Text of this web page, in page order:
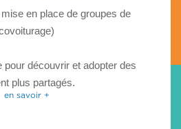
en place de groupes de
pour découvrir et adopter des
plus partagés.
en savoir +